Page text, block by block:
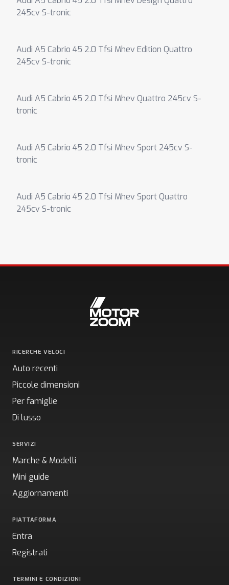
245cv S-tronic
Audi A5 Cabrio 45 2.0 Tfsi Mhev Edition Quattro
245cv S-tronic
Audi A5 Cabrio 45 2.0 Tfsi Mhev Quattro 245cv S-
tronic
Audi A5 Cabrio 45 2.0 Tfsi Mhev Sport 245cv S-
tronic
Audi A5 Cabrio 45 2.0 Tfsi Mhev Sport Quattro
245cv S-tronic
RICERCHE VELOCI
Auto recenti
Piccole dimensioni
Per famiglie
Di lusso
SERVIZI
Marche & Modelli
Mini guide
Aggiornamenti
PIATTAFORMA
Entra
Registrati
TERMINI E CONDIZIONI